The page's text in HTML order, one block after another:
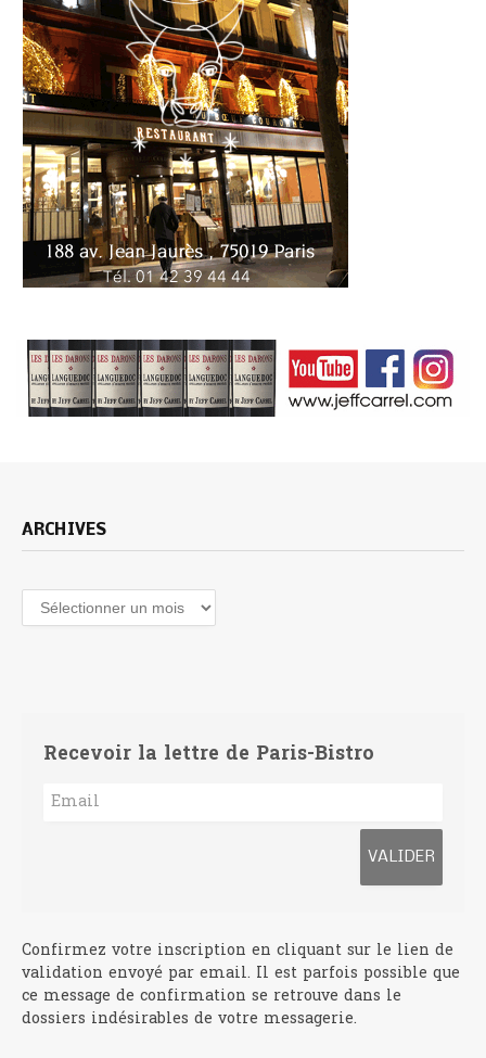
ARCHIVES
Archives
Recevoir la lettre de Paris-Bistro
Confirmez votre inscription en cliquant sur le lien de
validation envoyé par email. Il est parfois possible que
ce message de confirmation se retrouve dans le
dossiers indésirables de votre messagerie.